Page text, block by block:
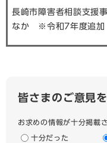
長崎市障害者相談支援
なか ※令和7年度追加
皆さまのご意見
お求めの情報が十分掲載
十分だった